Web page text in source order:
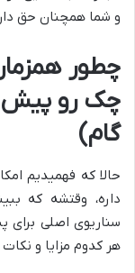
و شما همچنان حق
چطور
چک رو پیش
گام)
حالا که فهمیدیم
داره، وقتشه که
سناریوی اصلی
هر کدوم مزایا و